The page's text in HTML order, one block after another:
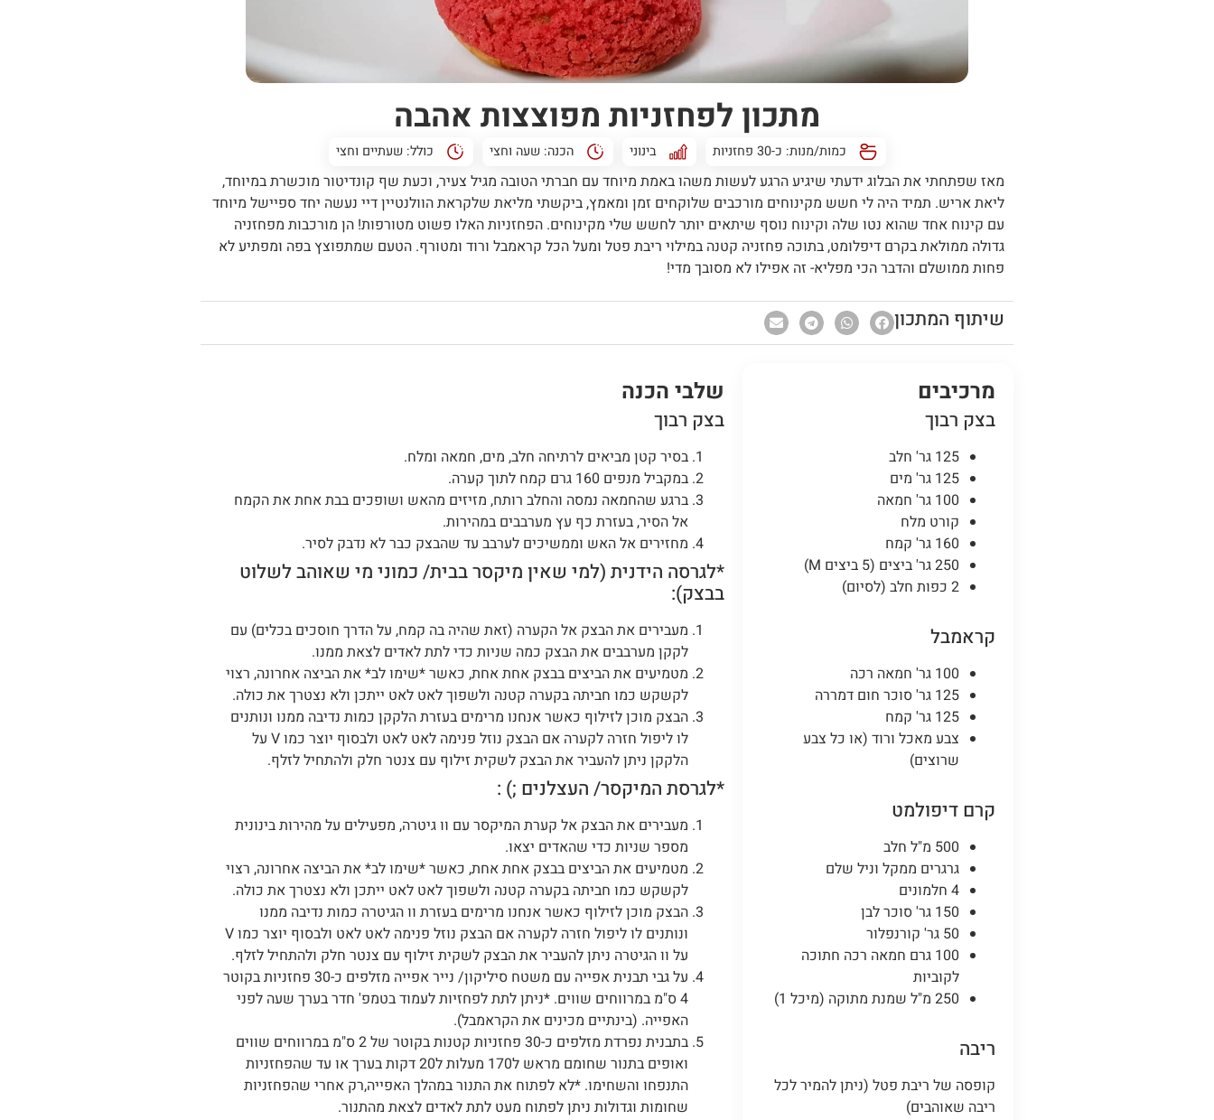
מתכון לפחזניות מפוצצות אהבה
כמות/מנות: כ-30 פחזניות בינוני הכנה: שעה וחצי כולל: שעתיים וחצי
מאז שפתחתי את הבלוג ידעתי שיגיע הרגע לעשות משהו באמת מיוחד עם חברתי הטובה מגיל צעיר, וכעת שף קונדיטור מוכשרת במיוחד,
ליאת אריש. תמיד היה לי חשש מקינוחים מורכבים שלוקחים זמן ומאמץ, ביקשתי מליאת שלקראת הוולנטיין דיי נעשה יחד ספיישל מיוחד
עם קינוח אחד שהוא נטו שלה וקינוח נוסף שיתאים יותר לחשש שלי מקינוחים. הפחזניות האלו פשוט מטורפות! הן מורכבות מפחזניה
גדולה ממולאת בקרם דיפלומט, בתוכה פחזניה קטנה במילוי ריבת פטל ומעל הכל קראמבל ורוד ומטורף. הטעם שמתפוצץ בפה ומפתיע לא
פחות ממושלם והדבר הכי מפליא- זה אפילו לא מסובך מדי!
שיתוף המתכון
מרכיבים
בצק רבוך
125 גר' חלב
125 גר' מים
100 גר' חמאה
קורט מלח
160 גר' קמח
250 גר' ביצים (5 ביצים M)
2 כפות חלב (לסיום)
קראמבל
100 גר' חמאה רכה
125 גר' סוכר חום דמררה
125 גר' קמח
צבע מאכל ורוד (או כל צבע
שרוצים)
קרם דיפולמט
500 מ"ל חלב
גרגרים ממקל וניל שלם
4 חלמונים
150 גר' סוכר לבן
50 גר' קורנפלור
100 גרם חמאה רכה חתוכה
לקוביות
250 מ"ל שמנת מתוקה (מיכל 1)
ריבה
קופסה של ריבת פטל (ניתן להמיר לכל
ריבה שאוהבים)
שלבי הכנה
בצק רבוך
בסיר קטן מביאים לרתיחה חלב, מים, חמאה ומלח.
במקביל מנפים 160 גרם קמח לתוך קערה.
ברגע שהחמאה נמסה והחלב רותח, מזיזים מהאש ושופכים בבת אחת את הקמח
אל הסיר, בעזרת כף עץ מערבבים במהירות.
מחזירים אל האש וממשיכים לערבב עד שהבצק כבר לא נדבק לסיר.
*לגרסה הידנית (למי שאין מיקסר בבית/ כמוני מי שאוהב לשלוט
בבצק):
מעבירים את הבצק אל הקערה (זאת שהיה בה קמח, על הדרך חוסכים בכלים) עם
לקקן מערבבים את הבצק כמה שניות כדי לתת לאדים לצאת ממנו.
מטמיעים את הביצים בבצק אחת אחת, כאשר *שימו לב* את הביצה אחרונה, רצוי
לקשקש כמו חביתה בקערה קטנה ולשפוך לאט לאט ייתכן ולא נצטרך את כולה.
הבצק מוכן לזילוף כאשר אנחנו מרימים בעזרת הלקקן כמות נדיבה ממנו ונותנים
לו ליפול חזרה לקערה אם הבצק נוזל פנימה לאט לאט ולבסוף יוצר כמו V על
הלקקן ניתן להעביר את הבצק לשקית זילוף עם צנטר חלק ולהתחיל לזלף.
*לגרסת המיקסר/ העצלנים ;) :
מעבירים את הבצק אל קערת המיקסר עם וו גיטרה, מפעילים על מהירות בינונית
מספר שניות כדי שהאדים יצאו.
מטמיעים את הביצים בבצק אחת אחת, כאשר *שימו לב* את הביצה אחרונה, רצוי
לקשקש כמו חביתה בקערה קטנה ולשפוך לאט לאט ייתכן ולא נצטרך את כולה.
הבצק מוכן לזילוף כאשר אנחנו מרימים בעזרת וו הגיטרה כמות נדיבה ממנו
ונותנים לו ליפול חזרה לקערה אם הבצק נוזל פנימה לאט לאט ולבסוף יוצר כמו V
על וו הגיטרה ניתן להעביר את הבצק לשקית זילוף עם צנטר חלק ולהתחיל לזלף.
על גבי תבנית אפייה עם משטח סיליקון/ נייר אפייה מזלפים כ-30 פחזניות בקוטר
4 ס"מ במרווחים שווים. *ניתן לתת לפחזיות לעמוד בטמפ' חדר בערך שעה לפני
האפייה. (בינתיים מכינים את הקראמבל).
בתבנית נפרדת מזלפים כ-30 פחזניות קטנות בקוטר של 2 ס"מ במרווחים שווים
ואופים בתנור שחומם מראש ל170 מעלות ל20 דקות בערך או עד שהפחזניות
התנפחו והשחימו. *לא לפתוח את התנור במהלך האפייה,רק אחרי שהפחזניות
שחומות וגדולות ניתן לפתוח מעט לתת לאדים לצאת מהתנור.